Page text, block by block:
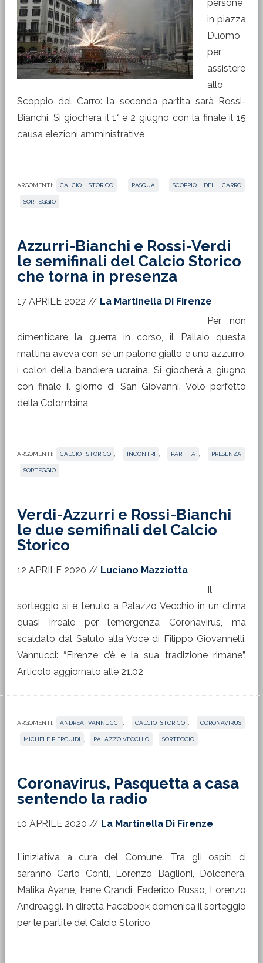
persone
in piazza
Duomo
per
assistere
allo
Scoppio del Carro: la seconda partita sarà Rossi-
Bianchi. Si giocherà il 1° e 2 giugno con la finale il 15
causa elezioni amministrative
ARGOMENTI: CALCIO STORICO PASQUA SCOPPIO DEL CARRO
SORTEGGIO
Azzurri-Bianchi e Rossi-Verdi
le semifinali del Calcio Storico
che torna in presenza
17 APRILE 2022 // La Martinella Di Firenze
Per non
dimenticare la guerra in corso, il Pallaio questa
mattina aveva con sé un palone giallo e uno azzurro,
i colori della bandiera ucraina. Si giocherà a giugno
con finale il giorno di San Giovanni. Volo perfetto
della Colombina
ARGOMENTI: CALCIO STORICO INCONTRI PARTITA PRESENZA
SORTEGGIO
Verdi-Azzurri e Rossi-Bianchi
le due semifinali del Calcio
Storico
12 APRILE 2020 // Luciano Mazziotta
Il
sorteggio si è tenuto a Palazzo Vecchio in un clima
quasi irreale per l’emergenza Coronavirus, ma
scaldato dal Saluto alla Voce di Filippo Giovannelli.
Vannucci: “Firenze c’è e la sua tradizione rimane”.
Articolo aggiornato alle 21.02
ARGOMENTI: ANDREA VANNUCCI CALCIO STORICO CORONAVIRUS
MICHELE PIERGUIDI PALAZZO VECCHIO SORTEGGIO
Coronavirus, Pasquetta a casa
sentendo la radio
10 APRILE 2020 // La Martinella Di Firenze
L’iniziativa a cura del Comune. Tra gli ospiti ci
saranno Carlo Conti, Lorenzo Baglioni, Dolcenera,
Malika Ayane, Irene Grandi, Federico Russo, Lorenzo
Andreaggi. In diretta Facebook domenica il sorteggio
per le partite del Calcio Storico